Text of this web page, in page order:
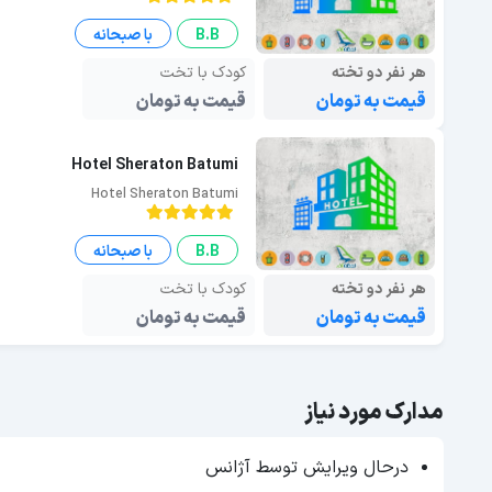
B.B
با صبحانه
هر نفر دو تخته
قیمت به تومان
کودک با تخت
قیمت به تومان
Hotel Sheraton Batumi
Hotel Sheraton Batumi
B.B
با صبحانه
هر نفر دو تخته
قیمت به تومان
کودک با تخت
قیمت به تومان
مدارک مورد نیاز
درحال ویرایش توسط آژانس